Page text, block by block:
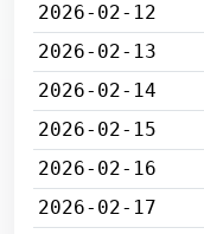
2026-02-12
2026-02-13
2026-02-14
2026-02-15
2026-02-16
2026-02-17